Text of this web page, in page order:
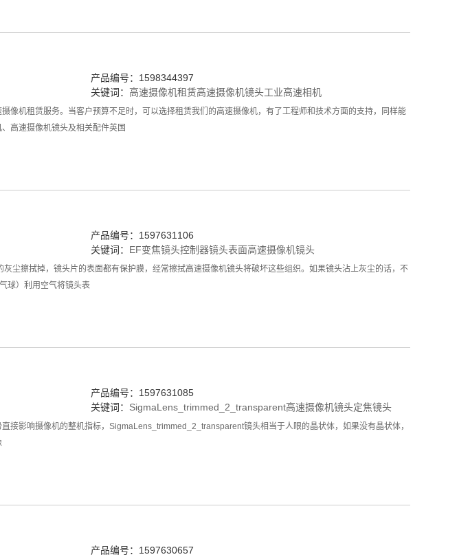
产品编号：1598344397
关键词： 高速摄像机租赁高速摄像机镜头工业高速相机
像机租赁服务。当客户预算不足时，可以选择租赁我们的高速摄像机，有了工程师和技术方面的支持，同样能
高速摄像机镜头及相关配件英国
产品编号：1597631106
关键词： EF变焦镜头控制器镜头表面高速摄像机镜头
尘擦拭掉，镜头片的表面都有保护膜，经常擦拭高速摄像机镜头将破坏这些组织。如果镜头沾上灰尘的话，不
球）利用空气将镜头表
产品编号：1597631085
关键词： SigmaLens_trimmed_2_transparent高速摄像机镜头定焦镜头
接影响摄像机的整机指标，SigmaLens_trimmed_2_transparent镜头相当于人眼的晶状体，如果没有晶状体，
产品编号：1597630657